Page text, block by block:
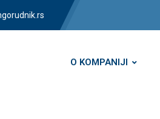
O KOMPANIJI